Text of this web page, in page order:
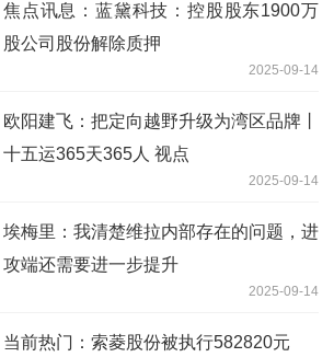
焦点讯息：蓝黛科技：控股股东1900万
股公司股份解除质押
2025-09-14
欧阳建飞：把定向越野升级为湾区品牌丨
十五运365天365人 视点
2025-09-14
埃梅里：我清楚维拉内部存在的问题，进
攻端还需要进一步提升
2025-09-14
当前热门：索菱股份被执行582820元